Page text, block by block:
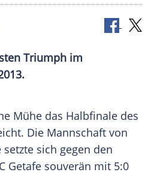
Triumph im
Mühe das Halbfinale des
Die Mannschaft von
sich gegen den
Getafe souverän mit 5:0